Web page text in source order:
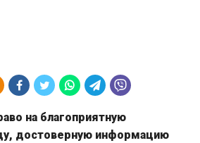
на благоприятную
достоверную информацию